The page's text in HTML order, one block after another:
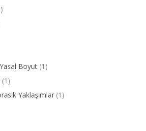
Boyut (1)
(1)
Yaklaşımlar (1)